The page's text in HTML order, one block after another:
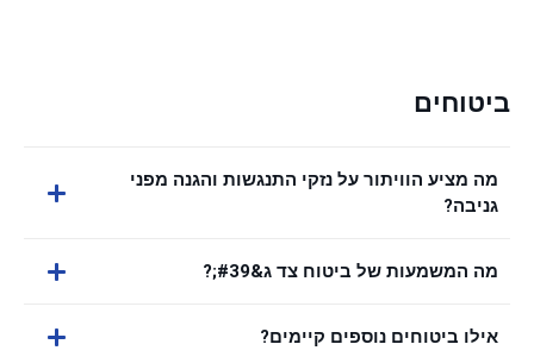
ביטוחים
מה מציע הוויתור על נזקי התנגשות והגנה מפני
גניבה?
מה המשמעות של ביטוח צד ג&#39;?
אילו ביטוחים נוספים קיימים?